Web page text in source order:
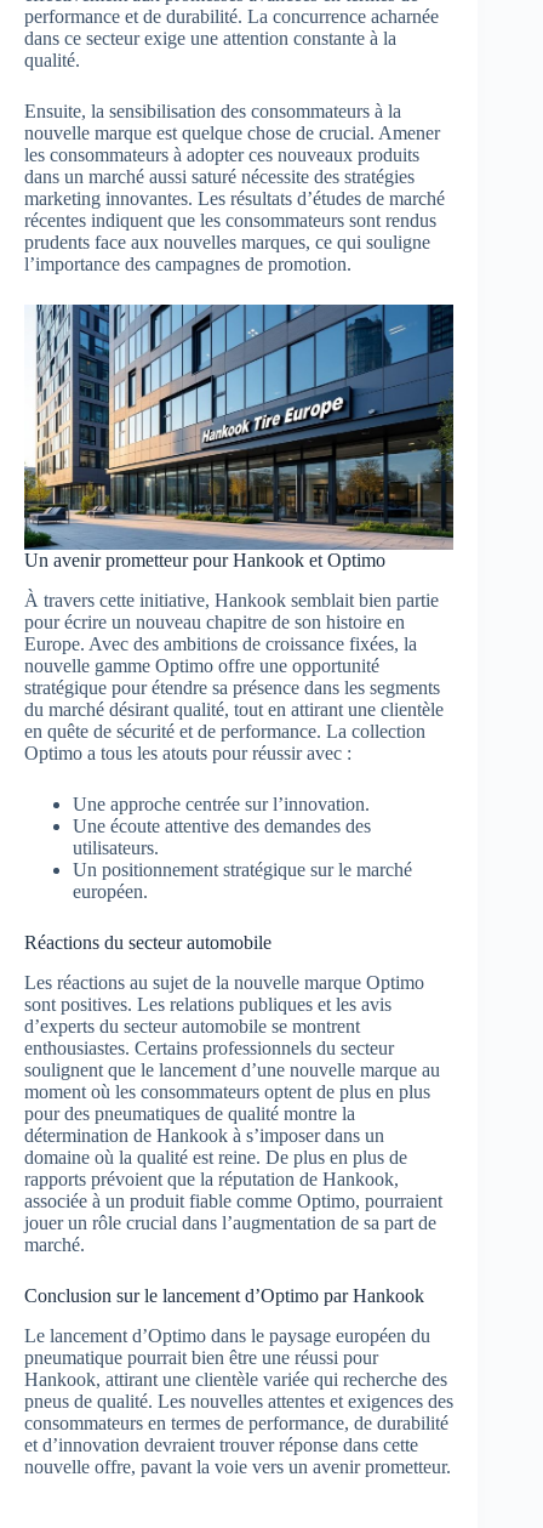
performance et de durabilité. La concurrence acharnée
dans ce secteur exige une attention constante à la
qualité.
Ensuite, la sensibilisation des consommateurs à la
nouvelle marque est quelque chose de crucial. Amener
les consommateurs à adopter ces nouveaux produits
dans un marché aussi saturé nécessite des stratégies
marketing innovantes. Les résultats d’études de marché
récentes indiquent que les consommateurs sont rendus
prudents face aux nouvelles marques, ce qui souligne
l’importance des campagnes de promotion.
Un avenir prometteur pour Hankook et Optimo
À travers cette initiative, Hankook semblait bien partie
pour écrire un nouveau chapitre de son histoire en
Europe. Avec des ambitions de croissance fixées, la
nouvelle gamme Optimo offre une opportunité
stratégique pour étendre sa présence dans les segments
du marché désirant qualité, tout en attirant une clientèle
en quête de sécurité et de performance. La collection
Optimo a tous les atouts pour réussir avec :
Une approche centrée sur l’innovation.
Une écoute attentive des demandes des
utilisateurs.
Un positionnement stratégique sur le marché
européen.
Réactions du secteur automobile
Les réactions au sujet de la nouvelle marque Optimo
sont positives. Les relations publiques et les avis
d’experts du secteur automobile se montrent
enthousiastes. Certains professionnels du secteur
soulignent que le lancement d’une nouvelle marque au
moment où les consommateurs optent de plus en plus
pour des pneumatiques de qualité montre la
détermination de Hankook à s’imposer dans un
domaine où la qualité est reine. De plus en plus de
rapports prévoient que la réputation de Hankook,
associée à un produit fiable comme Optimo, pourraient
jouer un rôle crucial dans l’augmentation de sa part de
marché.
Conclusion sur le lancement d’Optimo par Hankook
Le lancement d’Optimo dans le paysage européen du
pneumatique pourrait bien être une réussi pour
Hankook, attirant une clientèle variée qui recherche des
pneus de qualité. Les nouvelles attentes et exigences des
consommateurs en termes de performance, de durabilité
et d’innovation devraient trouver réponse dans cette
nouvelle offre, pavant la voie vers un avenir prometteur.